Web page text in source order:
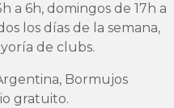
a 6h, domingos de 17h a
los días de la semana,
de clubs.
Bormujos
gratuito.